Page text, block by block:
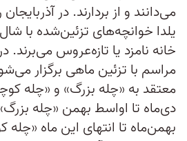
می‌دانند و از بردارند. در
یلدا خوانچه‌های تزئین‌شده با
خانه نامزد یا تازه‌عروس می‌برند.
مراسم با تزئین ماهی برگزار
معتقد به «چله بزرگ» و «چله
دی‌ماه تا اواسط بهمن «چله
بهمن‌ماه تا انتهای این ماه